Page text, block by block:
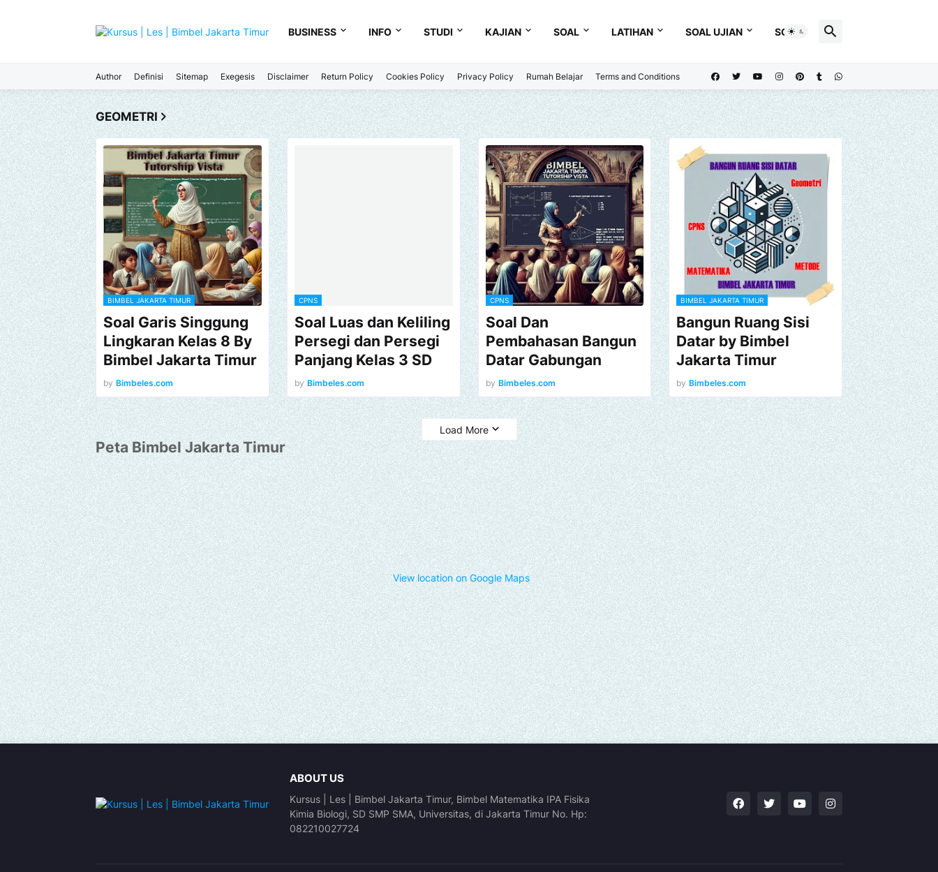
BUSINESS INFO STUDI KAJIAN SOAL LATIHAN SOAL UJIAN SOAL
Author Definisi Sitemap Exegesis Disclaimer Return Policy Cookies Policy Privacy Policy Rumah Belajar Terms and Conditions
GEOMETRI
BIMBEL JAKARTA TIMUR
Soal Garis Singgung
Lingkaran Kelas 8 By
Bimbel Jakarta Timur
by Bimbeles.com
CPNS
Soal Luas dan Keliling
Persegi dan Persegi
Panjang Kelas 3 SD
by Bimbeles.com
CPNS
Soal Dan
Pembahasan Bangun
Datar Gabungan
by Bimbeles.com
BIMBEL JAKARTA TIMUR
Bangun Ruang Sisi
Datar by Bimbel
Jakarta Timur
by Bimbeles.com
Load More
Peta Bimbel Jakarta Timur
View location on Google Maps
ABOUT US
Kursus | Les | Bimbel Jakarta Timur, Bimbel Matematika IPA Fisika
Kimia Biologi, SD SMP SMA, Universitas, di Jakarta Timur No. Hp:
082210027724